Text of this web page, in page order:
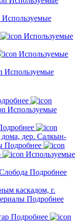
Используемые
Используемые
Используемые
Используемые
Используемые
дер. Салкын-
Подробнее
Используемые
Подробнее
каскадом, г.
Подробнее
Подробнее